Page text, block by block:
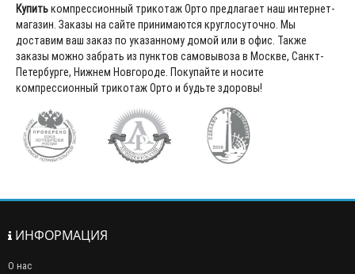
Купитькомпрессионный трикотаж Орто предлагает наш интернет-
магазин. Заказы на сайте принимаются круглосуточно. Мы
доставим ваш заказ по указанному домой или в офис. Также
заказы можно забрать из пунктов самовывоза в Москве, Санкт-
Петербурге, Нижнем Новгороде. Покупайте и носите
компрессионный трикотаж Орто и будьте здоровы!
ИНФОРМАЦИЯ
О нас